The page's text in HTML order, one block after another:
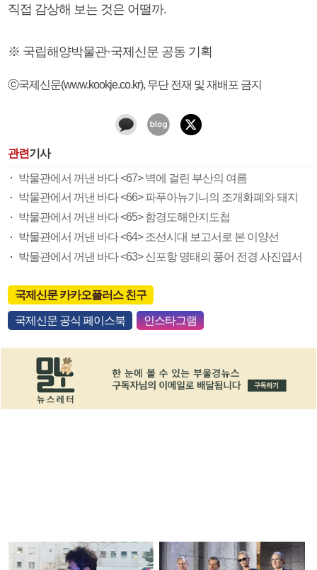
직접 감상해 보는 것은 어떨까.
※ 국립해양박물관·국제신문 공동 기획
ⓒ국제신문(www.kookje.co.kr), 무단 전재 및 재배포 금지
관련기사
박물관에서 꺼낸 바다 <67> 벽에 걸린 부산의 여름
박물관에서 꺼낸 바다 <66> 파푸아뉴기니의 조개화폐와 돼지
박물관에서 꺼낸 바다 <65> 함경도해안지도첩
박물관에서 꺼낸 바다 <64> 조선시대 보고서로 본 이양선
박물관에서 꺼낸 바다 <63> 신포항 명태의 풍어 전경 사진엽서
국제신문 카카오플러스 친구
국제신문 공식 페이스북 인스타그램